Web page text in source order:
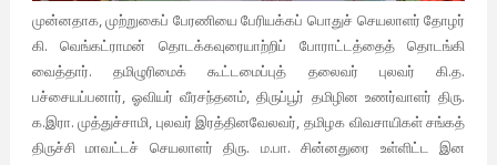
முன்னதாக, முற்றுகைப் பேரணியை பேரியக்கப் பொதுச் செயலாளர் தோழர்
கி. வெங்கட்ராமன் தொடக்கவுரையாற்றிப் போராட்டத்தைத் தொடங்கி
வைத்தார். தமிழுரிமைக் கூட்டமைப்புத் தலைவர் புலவர் கி.த.
பச்சையப்பனார், ஓவியர் வீரசந்தனம், திருப்பூர் தமிழின உணர்வாளர் திரு.
க.இரா. முத்துச்சாமி, புலவர் இரத்தினவேலவர், தமிழக விவசாயிகள் சங்கத்
திருச்சி மாவட்டச் செயலாளர் திரு. ம.பா. சின்னதுரை உள்ளிட்ட இன